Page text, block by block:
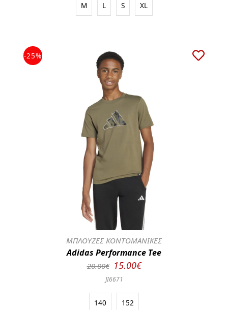
M L S XL
-25%
ΜΠΛΟΥΖΕΣ ΚΟΝΤΟΜΑΝΙΚΕΣ
Adidas Performance Tee
20.00€ 15.00€
JI6671
140 152